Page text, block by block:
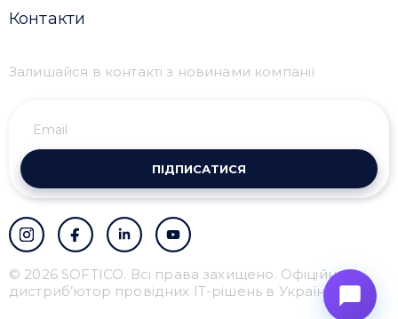
Контакти
Залишайся в контакті з новинами компанії
ПІДПИСАТИСЯ
© 2026 SOFTICO. Всі права захищено. Офіційний
дистриб’ютор провідних IT-рішень в Україні.